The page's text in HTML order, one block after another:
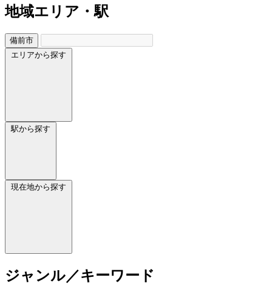
地域エリア・駅
備前市
エリアから探す
駅から探す
現在地から探す
ジャンル／キーワード